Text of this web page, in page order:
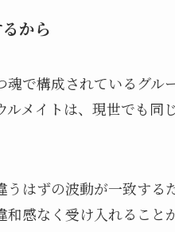
から
魂で構成されているグル
ルメイトは、現世でも同
うはずの波動が一致する
和感なく受け入れること